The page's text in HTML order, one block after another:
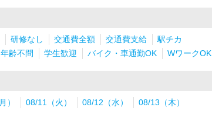
研修なし 交通費全額 交通費支給
駅チカ
年齢不問 学生歓迎 バイク・車通勤OK WワークOK
） 08/11（火） 08/12（水） 08/13（木）